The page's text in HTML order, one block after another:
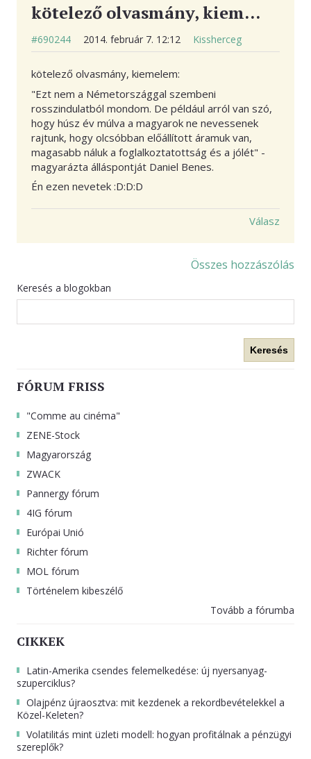
kötelező olvasmány, kiem…
#690244 2014. február 7. 12:12 Kissherceg
kötelező olvasmány, kiemelem:
"Ezt nem a Németországgal szembeni
rosszindulatból mondom. De például arról van szó,
hogy húsz év múlva a magyarok ne nevessenek
rajtunk, hogy olcsóbban előállított áramuk van,
magasabb náluk a foglalkoztatottság és a jólét" -
magyarázta álláspontját Daniel Benes.
Én ezen nevetek :D:D:D
Válasz
Összes hozzászólás
Keresés a blogokban
Keresés
FÓRUM FRISS
"Comme au cinéma"
ZENE-Stock
Magyarország
ZWACK
Pannergy fórum
4IG fórum
Európai Unió
Richter fórum
MOL fórum
Történelem kibeszélő
Tovább a fórumba
CIKKEK
Latin-Amerika csendes felemelkedése: új nyersanyag-
szuperciklus?
Olajpénz újraosztva: mit kezdenek a rekordbevételekkel a
Közel-Keleten?
Volatilitás mint üzleti modell: hogyan profitálnak a pénzügyi
szereplők?